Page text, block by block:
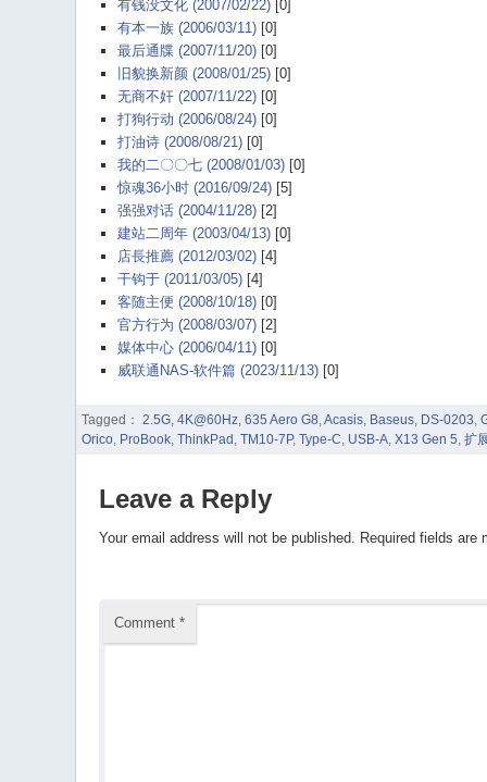
有钱没文化 (2007/02/22)[0]
有本一族 (2006/03/11)[0]
最后通牒 (2007/11/20)[0]
旧貌换新颜 (2008/01/25)[0]
无商不奸 (2007/11/22)[0]
打狗行动 (2006/08/24)[0]
打油诗 (2008/08/21)[0]
我的二〇〇七 (2008/01/03)[0]
惊魂36小时 (2016/09/24)[5]
强强对话 (2004/11/28)[2]
建站二周年 (2003/04/13)[0]
店長推薦 (2012/03/02)[4]
干钩于 (2011/03/05)[4]
客随主便 (2008/10/18)[0]
官方行为 (2008/03/07)[2]
媒体中心 (2006/04/11)[0]
威联通NAS-软件篇 (2023/11/13)[0]
Tagged： 2.5G, 4K@60Hz, 635 Aero G8,Acasis, Baseus, DS-0203,
Orico, ProBook, ThinkPad , TM10-7P, Type-C, USB-A, X13 Gen 5, 扩
Leave a Reply
Your email address will not be published. Required fields are
Comment *